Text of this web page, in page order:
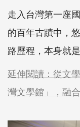
走入台灣第一座
的百年古蹟中，
路歷程，本身就
延伸閱讀：從文
灣文學館」，融